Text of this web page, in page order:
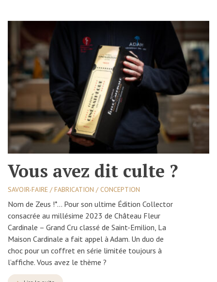
Vous avez dit culte ?
SAVOIR-FAIRE / FABRICATION / CONCEPTION
Nom de Zeus !*… Pour son ultime Édition Collector
consacrée au millésime 2023 de Château Fleur
Cardinale – Grand Cru classé de Saint-Emilion, La
Maison Cardinale a fait appel à Adam. Un duo de
choc pour un coffret en série limitée toujours à
l’affiche. Vous avez le thème ?